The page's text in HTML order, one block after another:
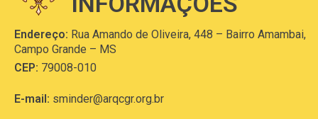
Endereço: Rua Amando de Oliveira, 448 – Bairro Amambai,
Campo Grande – MS
CEP: 79008-010
E-mail: sminder@arqcgr.org.br